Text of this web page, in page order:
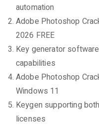
automation
Adobe Photoshop
2026 FREE
Key generator
capabilities
Adobe Photoshop
Windows 11
Keygen supporting
licenses